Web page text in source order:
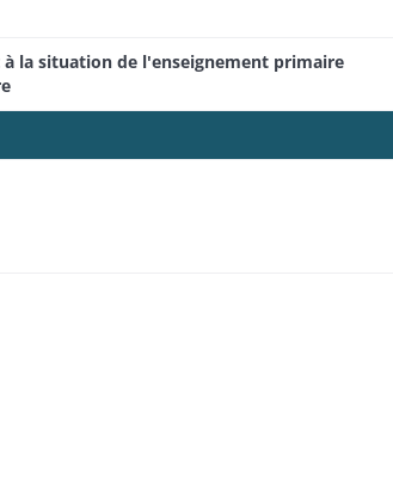
la situation de l'enseignement primaire